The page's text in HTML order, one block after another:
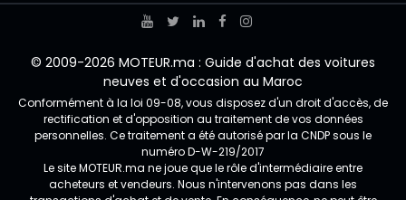
© 2009-2026 MOTEUR.ma : Guide d'achat des voitures
neuves et d'occasion au Maroc
Conformément à la loi 09-08, vous disposez d'un droit d'accès, de
rectification et d'opposition au traitement de vos données
personnelles. Ce traitement a été autorisé par la CNDP sous le
numéro D-W-219/2017
Le site MOTEUR.ma ne joue que le rôle d'intermédiaire entre
acheteurs et vendeurs. Nous n'intervenons pas dans les